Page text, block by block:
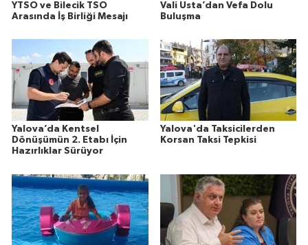
YTSO ve Bilecik TSO
Arasında İş Birliği Mesajı
Vali Usta’dan Vefa Dolu
Buluşma
Yalova’da Kentsel
Dönüşümün 2. Etabı İçin
Hazırlıklar Sürüyor
Yalova'da Taksicilerden
Korsan Taksi Tepkisi